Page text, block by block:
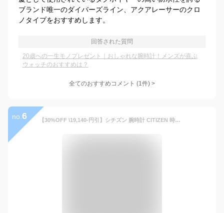
ブランド唯一のダイバーズライン、アクアレーサーのクロ
ノタイプをおすすめします。
回答された質問
20歳への一生モノプレゼント｜おしゃれな腕時計！メンズが喜ぶ
ウォッチのおすすめは？
全てのおすすめコメント (1件) >
no. 6 【30%OFF \19,140-円引】シチズン 腕時計 CITIZEN 時計 シチズンコレクション ツヨサ コレクション TSUYOSA Collection メンズ 男性 プレゼント ギフト 夫 彼氏 父親 父 お父さん 機械式 自動巻き 自動巻 メカ 裏スケ スケルトン メタル バンド 人気 ブランド ブランド